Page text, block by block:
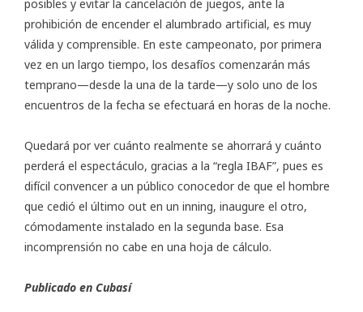
posibles y evitar la cancelación de juegos, ante la
prohibición de encender el alumbrado artificial, es muy
válida y comprensible. En este campeonato, por primera
vez en un largo tiempo, los desafíos comenzarán más
temprano—desde la una de la tarde—y solo uno de los
encuentros de la fecha se efectuará en horas de la noche.
Quedará por ver cuánto realmente se ahorrará y cuánto
perderá el espectáculo, gracias a la “regla IBAF”, pues es
difícil convencer a un público conocedor de que el hombre
que cedió el último out en un inning, inaugure el otro,
cómodamente instalado en la segunda base. Esa
incomprensión no cabe en una hoja de cálculo.
Publicado en Cubasí